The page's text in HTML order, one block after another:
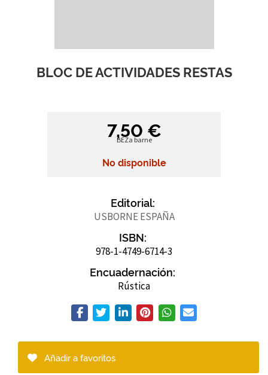
BLOC DE ACTIVIDADES RESTAS
7,50 €
BEZa barne
No disponible
Editorial:
USBORNE ESPAÑA
ISBN:
978-1-4749-6714-3
Encuadernación:
Rústica
Añadir a favoritos